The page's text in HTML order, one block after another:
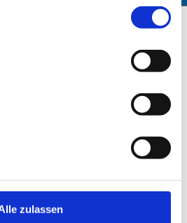
zulassen
eine Treppe überwinden –
Ihnen eine große Auswahl an
an.